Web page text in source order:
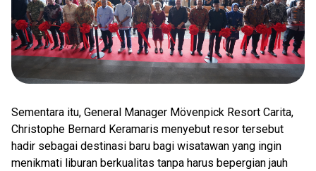
Sementara itu, General Manager Mövenpick Resort Carita,
Christophe Bernard Keramaris menyebut resor tersebut
hadir sebagai destinasi baru bagi wisatawan yang ingin
menikmati liburan berkualitas tanpa harus bepergian jauh